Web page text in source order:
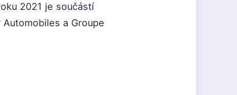
2021 je součástí
a Groupe